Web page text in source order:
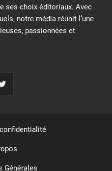
ses choix éditoriaux. Avec
notre média réunit l’une
passionnées et
Générales